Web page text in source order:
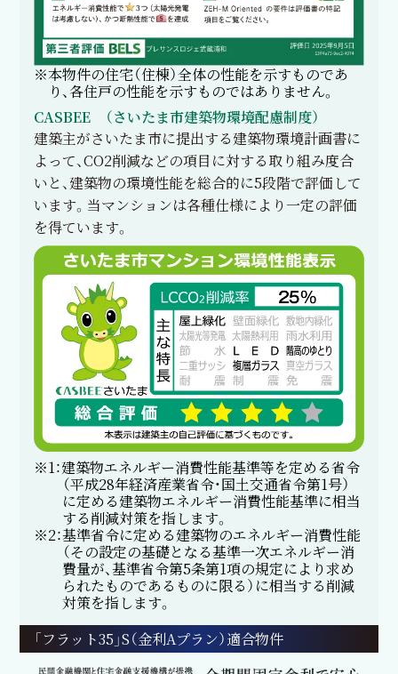
※本物件の住宅（住棟）全体の性能を示すものであ
り、各住戸の性能を示すものではありません。
CASBEE
（さいたま市建築物環境配慮制度）
建築主がさいたま市に提出する建築物環境計画書に
よって、CO2削減などの項目に対する取り組み度合
いと、建築物の環境性能を総合的に5段階で評価して
います。当マンションは各種仕様により一定の評価
を得ています。
※1：建築物エネルギー消費性能基準等を定める省令
（平成28年経済産業省令・国土交通省令第1号）
に定める建築物エネルギー消費性能基準に相当
する削減対策を指します。
※2：基準省令に定める建築物のエネルギー消費性能
（その設定の基礎となる基準一次エネルギー消
費量が、基準省令第5条第1項の規定により求め
られたものであるものに限る）に相当する削減
対策を指します。
「フラット35」S（金利Aプラン）適合物件